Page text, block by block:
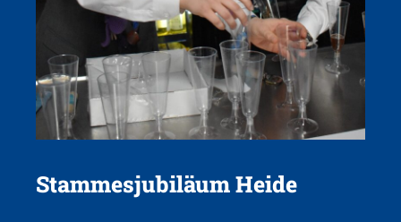
Stammesjubiläum Heide